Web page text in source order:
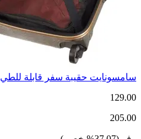
سامسونايت حقيبة سفر قابلة للطي
129.00
205.00